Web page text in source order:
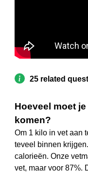
25 related
Hoeveel moet
komen?
Om 1 kilo in vet aan
teveel binnen
calorieën. Onze
vet, maar voor 87%.